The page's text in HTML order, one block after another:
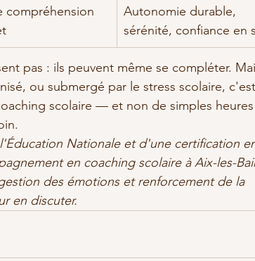
compréhension
Autonomie durable,
sérénité, confiance en
pas : ils peuvent même se compléter.
ou submergé par le stress scolaire, c'est
scolaire — et non de simples
Nationale et d'une certification
en coaching scolaire à Aix-les-
des émotions et renforcement de la
en discuter.